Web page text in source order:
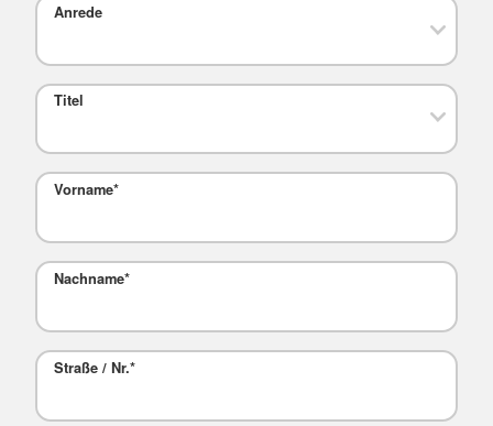
Anrede
Titel
Vorname*
Nachname*
Straße / Nr.*